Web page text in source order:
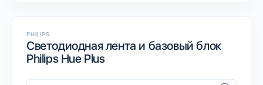
PHILIPS
Светодиодная лента и базовый блок
Philips Hue Plus